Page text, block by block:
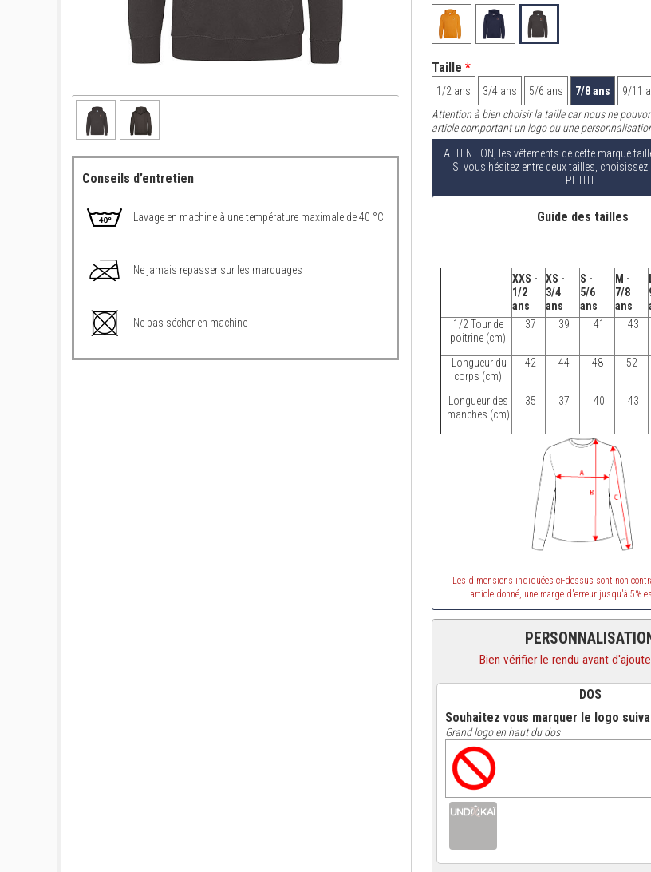
Conseils d’entretien
Lavage en machine à une température maximale de 40 °C
Ne jamais repasser sur les marquages
Ne pas sécher en machine
Taille *
1/2 ans 3/4 ans 5/6 ans 7/8 ans 9/11
Attention à bien choisir la taille car nous ne
article comportant un logo ou une
ATTENTION, les vêtements de cette marque
Si vous hésitez entre deux tailles,
PETITE.
Guide des tailles
XXS -
1/2
ans
XS -
3/4
ans
S -
5/6
ans
M -
7/8
ans
1/2 Tour de
poitrine (cm)
37 39 41 43
Longueur du
corps (cm)
42 44 48 52
Longueur des
manches (cm)
35 37 40 43
Les dimensions indiquées ci-dessus sont non
article donné, une marge d'erreur jusqu'à 5%
Bien vérifier le rendu avant
DOS
Souhaitez vous marquer le logo
Grand logo en haut du dos